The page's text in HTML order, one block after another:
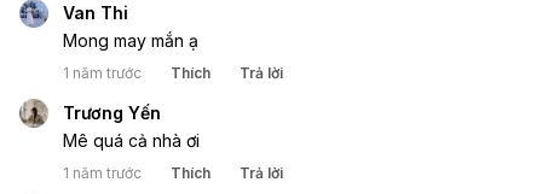
Van Thi
Mong may mắn ạ
1 năm trước Thích Trả lời
Trương Yến
Mê quá cả nhà ơi
1 năm trước Thích Trả lời